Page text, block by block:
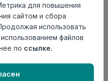
для повышения
сайтом и сбора
использовать
файлов
по ссылке.